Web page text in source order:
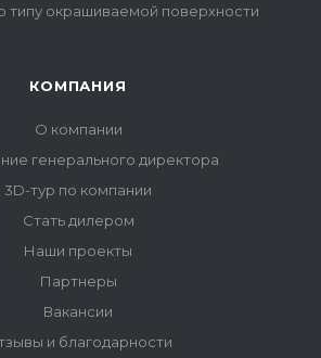
типу окрашиваемой поверхности
КОМПАНИЯ
О компании
генерального директора
3D-тур по компании
Стать дилером
Наши проекты
Партнеры
Вакансии
и благодарности